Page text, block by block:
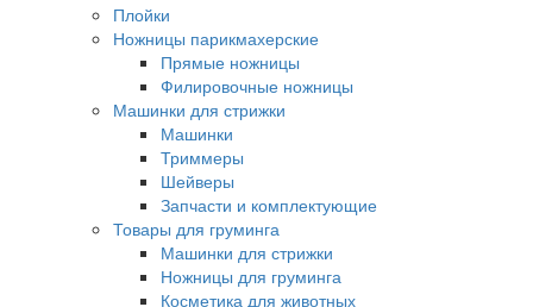
Плойки
Ножницы парикмахерские
Прямые ножницы
Филировочные ножницы
Машинки для стрижки
Машинки
Триммеры
Шейверы
Запчасти и комплектующие
Товары для груминга
Машинки для стрижки
Ножницы для груминга
Косметика для животных